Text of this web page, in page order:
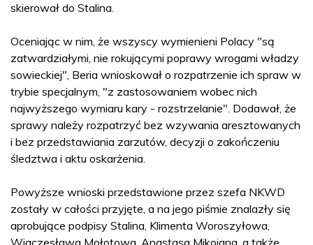
skierował do Stalina.
Oceniając w nim, że wszyscy wymienieni Polacy "są
zatwardziałymi, nie rokującymi poprawy wrogami władzy
sowieckiej", Beria wnioskował o rozpatrzenie ich spraw w
trybie specjalnym, "z zastosowaniem wobec nich
najwyższego wymiaru kary - rozstrzelanie". Dodawał, że
sprawy należy rozpatrzyć bez wzywania aresztowanych
i bez przedstawiania zarzutów, decyzji o zakończeniu
śledztwa i aktu oskarżenia.
Powyższe wnioski przedstawione przez szefa NKWD
zostały w całości przyjęte, a na jego piśmie znalazły się
aprobujące podpisy Stalina, Klimenta Woroszyłowa,